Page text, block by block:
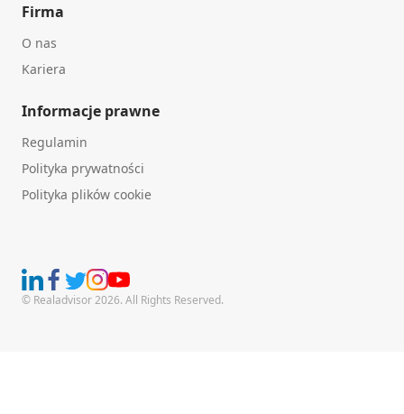
Firma
O nas
Kariera
Informacje prawne
Regulamin
Polityka prywatności
Polityka plików cookie
© Realadvisor 2026. All Rights Reserved.